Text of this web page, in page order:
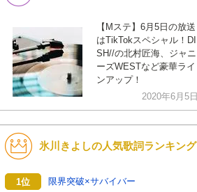
【Mステ】6月5日の放送
はTikTokスペシャル！DI
SH//の北村匠海、ジャニ
ーズWESTなど豪華ライ
ンアップ！
2020年6月5日
氷川きよしの人気歌詞ランキング
1位 限界突破×サバイバー